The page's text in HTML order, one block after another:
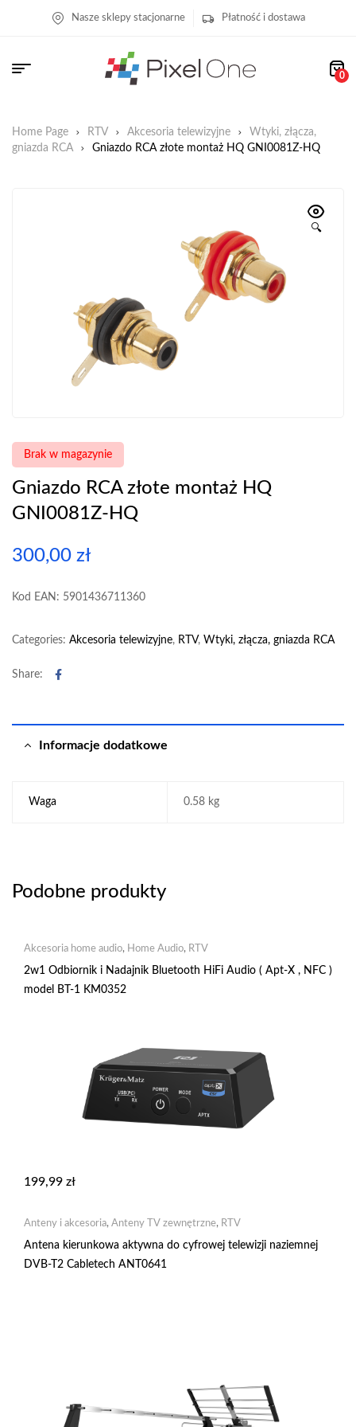
Nasze sklepy stacjonarne Płatność i dostawa
0
Home Page RTV Akcesoria telewizyjne
Wtyki, złącza,
gniazda RCA
Gniazdo RCA złote montaż HQ GNI0081Z-HQ
🔍
Brak w magazynie
Gniazdo RCA złote montaż HQ
GNI0081Z-HQ
300,00 zł
Kod EAN: 5901436711360
Categories: Akcesoria telewizyjne, RTV, Wtyki, złącza, gniazda RCA
Share: Facebook
Informacje dodatkowe
Waga 0.58 kg
Podobne produkty
Akcesoria home audio, Home Audio, RTV
2w1 Odbiornik i Nadajnik Bluetooth HiFi Audio ( Apt-X , NFC )
model BT-1 KM0352
199,99 zł
Anteny i akcesoria, Anteny TV zewnętrzne, RTV
Antena kierunkowa aktywna do cyfrowej telewizji naziemnej
DVB-T2 Cabletech ANT0641